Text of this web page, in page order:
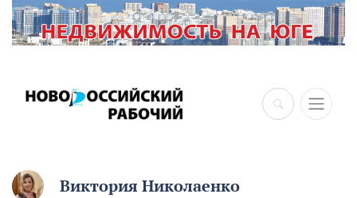
Виктория Николаенко